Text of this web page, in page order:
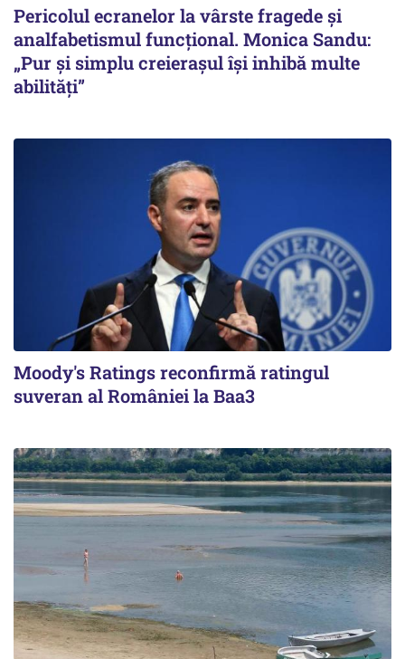
Pericolul ecranelor la vârste fragede și
analfabetismul funcțional. Monica Sandu:
„Pur și simplu creierașul își inhibă multe
abilități”
Moody's Ratings reconfirmă ratingul
suveran al României la Baa3